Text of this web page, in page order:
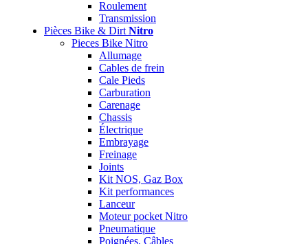
Roulement
Transmission
Pièces Bike & Dirt Nitro
Pieces Bike Nitro
Allumage
Cables de frein
Cale Pieds
Carburation
Carenage
Chassis
Électrique
Embrayage
Freinage
Joints
Kit NOS, Gaz Box
Kit performances
Lanceur
Moteur pocket Nitro
Pneumatique
Poignées, Câbles